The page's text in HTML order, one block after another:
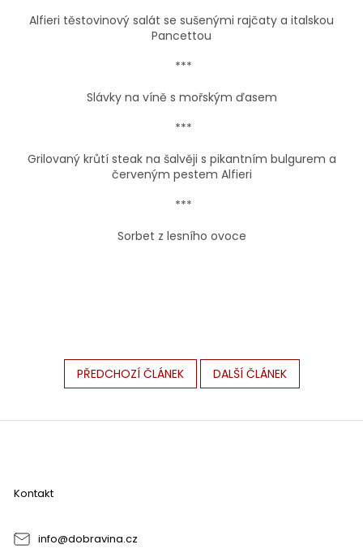
Alfieri těstovinový salát se sušenými rajčaty a italskou
Pancettou
***
Slávky na víně s mořským ďasem
***
Grilovaný krůtí steak na šalvěji s pikantním bulgurem a
červeným pestem Alfieri
***
Sorbet z lesního ovoce
PŘEDCHOZÍ ČLÁNEK DALŠÍ ČLÁNEK
Z
Kontakt
info@dobravina.cz